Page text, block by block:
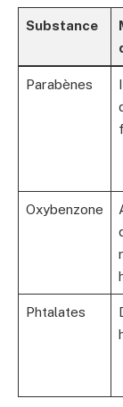
Substance
Parabènes
Oxybenzone
Phtalates